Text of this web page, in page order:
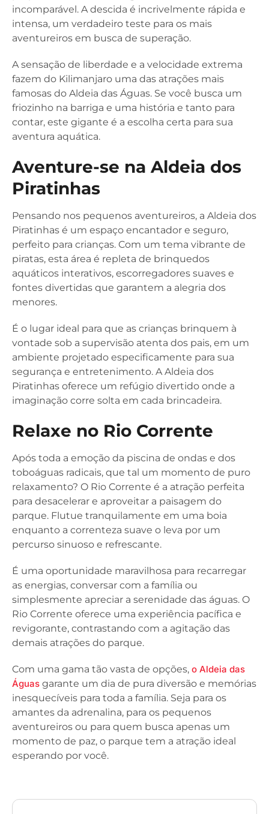
incomparável. A descida é incrivelmente rápida e
intensa, um verdadeiro teste para os mais
aventureiros em busca de superação.
A sensação de liberdade e a velocidade extrema
fazem do Kilimanjaro uma das atrações mais
famosas do Aldeia das Águas. Se você busca um
friozinho na barriga e uma história e tanto para
contar, este gigante é a escolha certa para sua
aventura aquática.
Aventure-se na Aldeia dos
Piratinhas
Pensando nos pequenos aventureiros, a Aldeia dos
Piratinhas é um espaço encantador e seguro,
perfeito para crianças. Com um tema vibrante de
piratas, esta área é repleta de brinquedos
aquáticos interativos, escorregadores suaves e
fontes divertidas que garantem a alegria dos
menores.
É o lugar ideal para que as crianças brinquem à
vontade sob a supervisão atenta dos pais, em um
ambiente projetado especificamente para sua
segurança e entretenimento. A Aldeia dos
Piratinhas oferece um refúgio divertido onde a
imaginação corre solta em cada brincadeira.
Relaxe no Rio Corrente
Após toda a emoção da piscina de ondas e dos
toboáguas radicais, que tal um momento de puro
relaxamento? O Rio Corrente é a atração perfeita
para desacelerar e aproveitar a paisagem do
parque. Flutue tranquilamente em uma boia
enquanto a correnteza suave o leva por um
percurso sinuoso e refrescante.
É uma oportunidade maravilhosa para recarregar
as energias, conversar com a família ou
simplesmente apreciar a serenidade das águas. O
Rio Corrente oferece uma experiência pacífica e
revigorante, contrastando com a agitação das
demais atrações do parque.
Com uma gama tão vasta de opções, o Aldeia das
Águas garante um dia de pura diversão e memórias
inesquecíveis para toda a família. Seja para os
amantes da adrenalina, para os pequenos
aventureiros ou para quem busca apenas um
momento de paz, o parque tem a atração ideal
esperando por você.